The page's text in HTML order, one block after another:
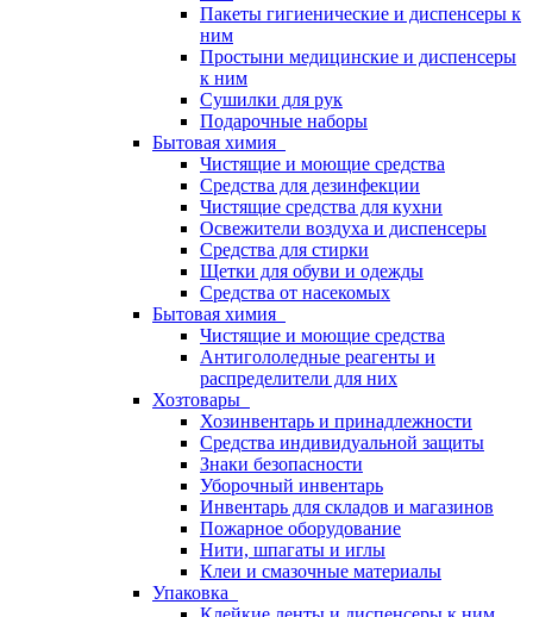
Пакеты гигиенические и диспенсеры к
ним
Простыни медицинские и диспенсеры
к ним
Сушилки для рук
Подарочные наборы
Бытовая химия
Чистящие и моющие средства
Средства для дезинфекции
Чистящие средства для кухни
Освежители воздуха и диспенсеры
Средства для стирки
Щетки для обуви и одежды
Средства от насекомых
Бытовая химия
Чистящие и моющие средства
Антигололедные реагенты и
распределители для них
Хозтовары
Хозинвентарь и принадлежности
Средства индивидуальной защиты
Знаки безопасности
Уборочный инвентарь
Инвентарь для складов и магазинов
Пожарное оборудование
Нити, шпагаты и иглы
Клеи и смазочные материалы
Упаковка